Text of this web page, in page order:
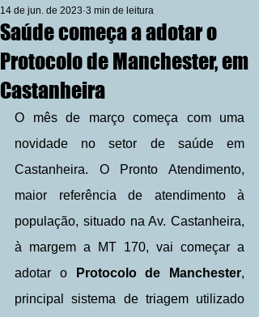
Saúde começa a adotar o
Protocolo de Manchester, em
Castanheira
14 de jun. de 2023 3 min de leitura
O mês de março começa com uma
novidade no setor de saúde em
Castanheira. O Pronto Atendimento,
maior referência de atendimento à
população, situado na Av. Castanheira,
à margem a MT 170, vai começar a
adotar o
Protocolo de Manchester,
principal sistema de triagem utilizado